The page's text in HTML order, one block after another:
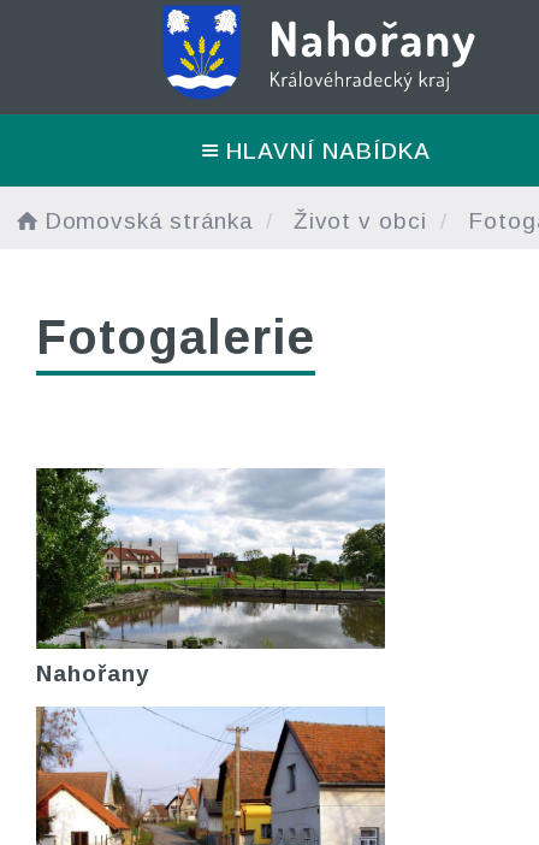
HLAVNÍ NABÍDKA
Domovská stránka Život v obci
Fotogalerie
Nahořany